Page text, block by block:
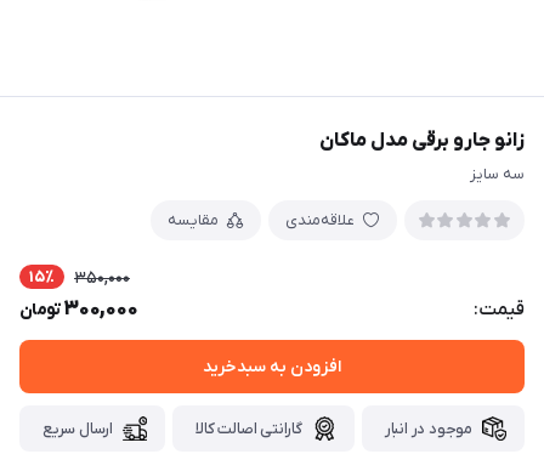
زانو جارو برقی مدل ماکان
سه سایز
علاقه‌مندی مقایسه
قیمت:
350,000 15٪
300,000تومان
افزودن به سبدخرید
موجود در انبار گارانتی اصالت کالا ارسال سریع